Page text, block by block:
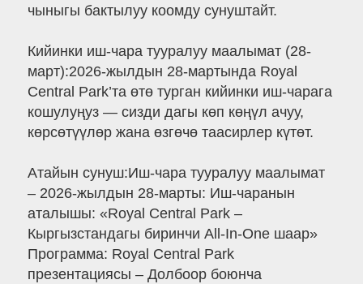
чыныгы бактылуу коомду сунуштайт.
Кийинки иш-чара тууралуу маалымат (28-
март):2026-жылдын 28-мартында Royal
Central Park’та өтө турган кийинки иш-чарага
кошулуңуз — сизди дагы көп көңүл ачуу,
көрсөтүүлөр жана өзгөчө таасирлер күтөт.
Атайын сунуш:Иш-чара тууралуу маалымат
– 2026-жылдын 28-марты: Иш-чаранын
аталышы: «Royal Central Park –
Кыргызстандагы биринчи All-In-One шаар»
Программа: Royal Central Park
презентациясы – Долбоор боюнча